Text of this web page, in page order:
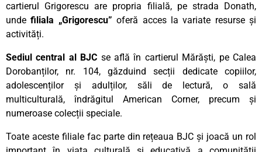
cartierul Grigorescu are propria filială, pe strada Donath,
undefiliala „Grigorescu” oferă acces la variate resurse și
activități.
Sediul central al BJC se află în cartierul Mărăști, pe Calea
Dorobanților, nr. 104, găzduind secții dedicate copiilor,
adolescenților și adulților, săli de lectură, o sală
multiculturală, îndrăgitul American Corner, precum și
numeroase colecții speciale.
Toate aceste filiale fac parte din rețeaua BJC și joacă un rol